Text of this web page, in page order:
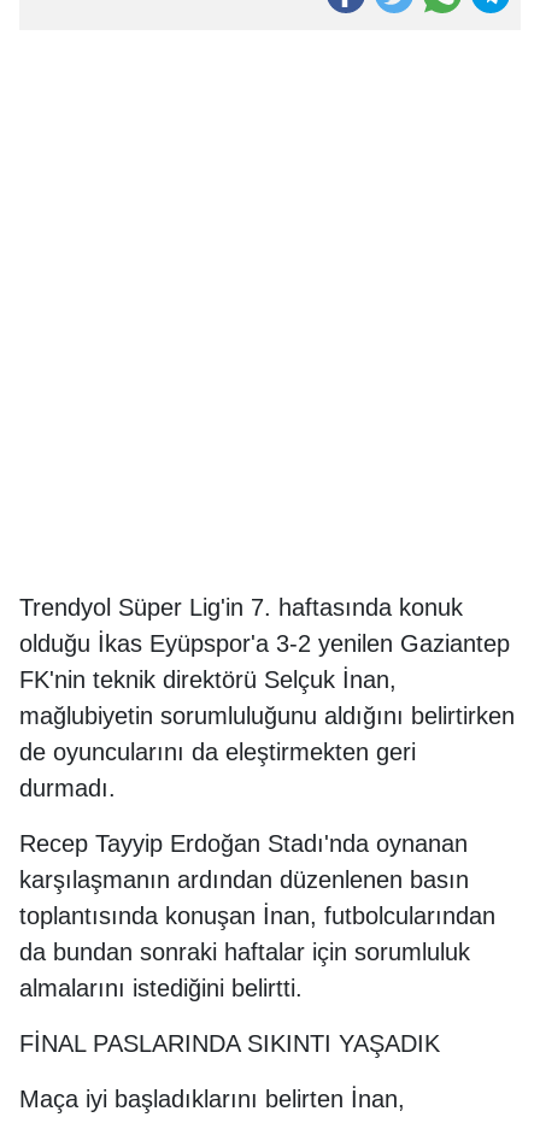
Trendyol Süper Lig'in 7. haftasında konuk
olduğu İkas Eyüpspor'a 3-2 yenilen Gaziantep
FK'nin teknik direktörü Selçuk İnan,
mağlubiyetin sorumluluğunu aldığını belirtirken
de oyuncularını da eleştirmekten geri
durmadı.
Recep Tayyip Erdoğan Stadı'nda oynanan
karşılaşmanın ardından düzenlenen basın
toplantısında konuşan İnan, futbolcularından
da bundan sonraki haftalar için sorumluluk
almalarını istediğini belirtti.
FİNAL PASLARINDA SIKINTI YAŞADIK
Maça iyi başladıklarını belirten İnan,